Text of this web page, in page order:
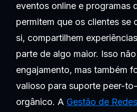
eventos online e programas
permitem que os clientes se
si, compartilhem
parte de algo maior. Isso
engajamento, mas também
valioso para suporte peer-
orgânico. A Gestão de